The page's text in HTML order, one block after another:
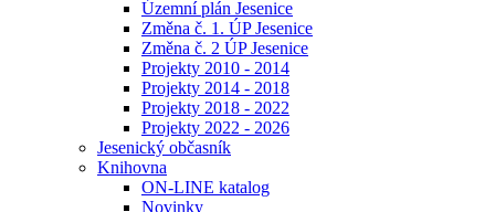
Územní plán Jesenice
Změna č. 1. ÚP Jesenice
Změna č. 2 ÚP Jesenice
Projekty 2010 - 2014
Projekty 2014 - 2018
Projekty 2018 - 2022
Projekty 2022 - 2026
Jesenický občasník
Knihovna
ON-LINE katalog
Novinky